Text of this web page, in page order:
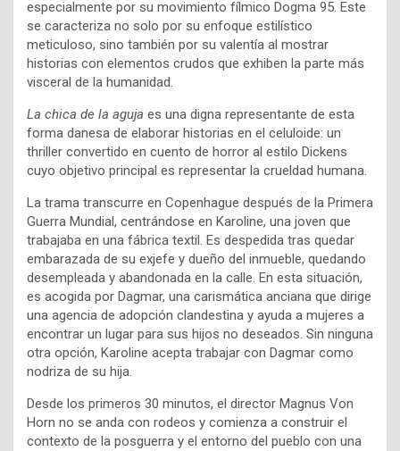
especialmente por su movimiento fílmico Dogma 95. Este
se caracteriza no solo por su enfoque estilístico
meticuloso, sino también por su valentía al mostrar
historias con elementos crudos que exhiben la parte más
visceral de la humanidad.
La chica de la aguja es una digna representante de esta
forma danesa de elaborar historias en el celuloide: un
thriller convertido en cuento de horror al estilo Dickens
cuyo objetivo principal es representar la crueldad humana.
La trama transcurre en Copenhague después de la Primera
Guerra Mundial, centrándose en Karoline, una joven que
trabajaba en una fábrica textil. Es despedida tras quedar
embarazada de su exjefe y dueño del inmueble, quedando
desempleada y abandonada en la calle. En esta situación,
es acogida por Dagmar, una carismática anciana que dirige
una agencia de adopción clandestina y ayuda a mujeres a
encontrar un lugar para sus hijos no deseados. Sin ninguna
otra opción, Karoline acepta trabajar con Dagmar como
nodriza de su hija.
Desde los primeros 30 minutos, el director Magnus Von
Horn no se anda con rodeos y comienza a construir el
contexto de la posguerra y el entorno del pueblo con una